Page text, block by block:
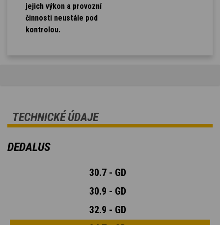
jejich výkon a provozní
činnosti neustále pod
kontrolou.
TECHNICKÉ ÚDAJE
DEDALUS
30.7 - GD
30.9 - GD
32.9 - GD